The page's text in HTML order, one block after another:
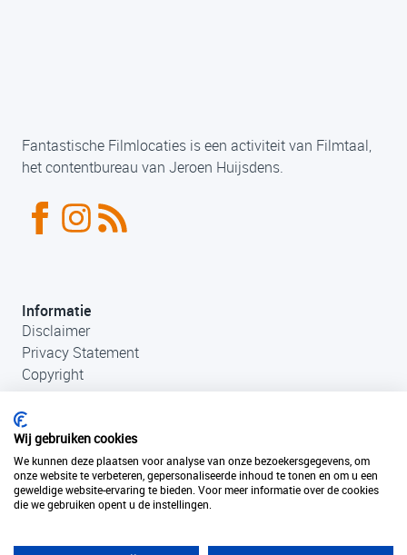
Fantastische Filmlocaties is een activiteit van Filmtaal,
het contentbureau van Jeroen Huijsdens.
Informatie
Disclaimer
Privacy Statement
Copyright
Contact
Wij gebruiken cookies
We kunnen deze plaatsen voor analyse van onze bezoekersgegevens, om
onze website te verbeteren, gepersonaliseerde inhoud te tonen en om u een
geweldige website-ervaring te bieden. Voor meer informatie over de cookies
die we gebruiken opent u de instellingen.